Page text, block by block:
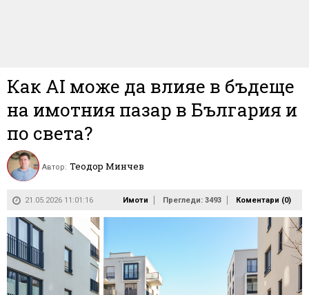
Как AI може да влияе в бъдеще
на имотния пазар в България и
по света?
Автор: Теодор Минчев
21.05.2026 11:01:16 Имоти Прегледи: 3493 Коментари (0)